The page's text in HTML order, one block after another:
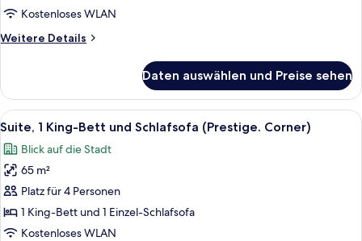
und
(1
Mile)
anzeigen
Kostenloses WLAN
Weitere Details
Weitere
1 King-
Bett
und
(1
Bedroom.
Mile)
Daten auswählen und Preise sehen
Alle
Fotos
für
Suite,
1 King-
Bett
und
Ein Hotelzimmer mit Bett, Fernseher,
15
Suite, 1 King-Bett und Schlafsofa (Prestige. Corner)
Blick auf die Stadt
65 m²
Platz für 4 Personen
1 King-Bett und 1 Einzel-Schlafsofa
Kostenloses WLAN